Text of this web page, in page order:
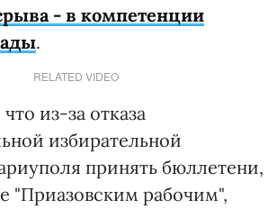
- в компетенции
.
RELATED VIDEO
из-за отказа
избирательной
принять бюллетени,
"Приазовским рабочим",